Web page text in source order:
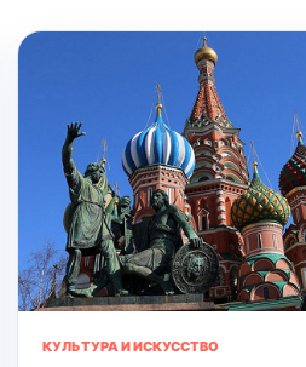
КУЛЬТУРА И ИСКУССТВО